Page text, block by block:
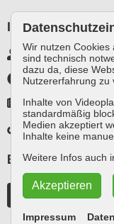
Infos
Markennutzer
Infothek
Pressespiegel
Links
Besuchen Sie uns
Wir nutzen Cookies
sind technisch
dazu da, diese
Nutzererfahrung zu
Inhalte von
standardmäßig
Medien akzeptiert
Inhalte keine
Weitere Infos auch
Impressum
Akzeptieren